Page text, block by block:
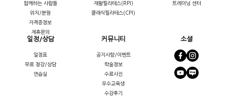
함께하는 사람들
위치/분원
자격증정보
제휴문의
재활필라테스(RPI)
클래식필라테스(CPI)
트레이닝 센터
일정/상담
일정표
무료 청강/상담
연습실
커뮤니티
공지사항/이벤트
학술정보
수료사진
우수교육생
수강후기
소셜